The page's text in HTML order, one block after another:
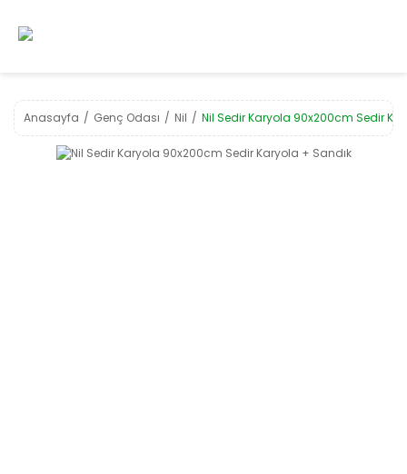
Anasayfa Genç Odası Nil Nil Sedir Karyola 90x200cm Sedir